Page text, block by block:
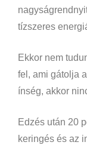
tízszeres
Ekkor nem
fel, ami gátolja
ínség, akkor
Edzés után 20
keringés és az